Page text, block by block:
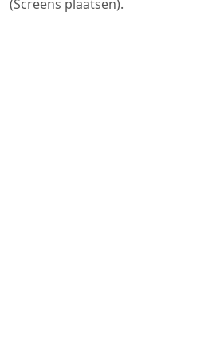
(Screens plaatsen).